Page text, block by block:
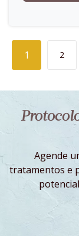
1 2
Agende
tratamentos e